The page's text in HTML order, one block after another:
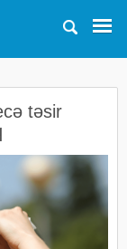
təsir